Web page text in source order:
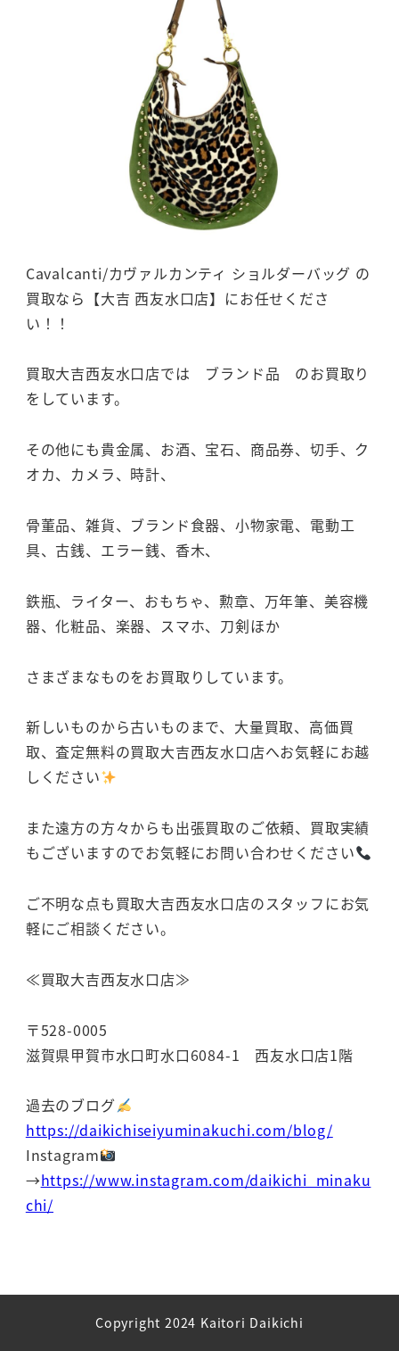
Cavalcanti/カヴァルカンティ ショルダーバッグ の
買取なら【大吉 西友水口店】にお任せくださ
い！！
買取大吉西友水口店では ブランド品 のお買取り
をしています。
その他にも貴金属、お酒、宝石、商品券、切手、ク
オカ、カメラ、時計、
骨董品、雑貨、ブランド食器、小物家電、電動工
具、古銭、エラー銭、香木、
鉄瓶、ライター、おもちゃ、勲章、万年筆、美容機
器、化粧品、楽器、スマホ、刀剣ほか
さまざまなものをお買取りしています。
新しいものから古いものまで、大量買取、高価買
取、査定無料の買取大吉西友水口店へお気軽にお越
しください
また遠方の方々からも出張買取のご依頼、買取実績
もございますのでお気軽にお問い合わせください
ご不明な点も買取大吉西友水口店のスタッフにお気
軽にご相談ください。
≪買取大吉西友水口店≫
〒528-0005
滋賀県甲賀市水口町水口6084-1 西友水口店1階
過去のブログ
https://daikichiseiyuminakuchi.com/blog/
Instagram
→https://www.instagram.com/daikichi_minaku
chi/
Copyright 2024 Kaitori Daikichi